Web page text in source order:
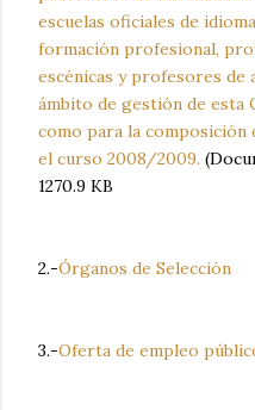
escuelas oficiales de
formación profesional,
escénicas y profesores de
ámbito de gestión de esta
como para la
el curso 2008/2009.
1270.9 KB
2.-Órganos de Selección
3.-Oferta de empleo